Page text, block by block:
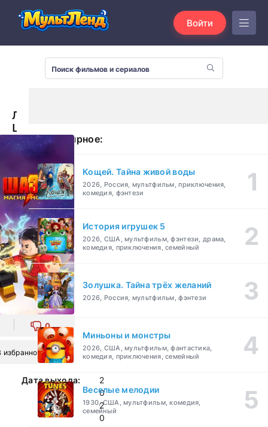
Войти
Лего
Шазам:
Магия
и
монстры
(2020)
0
избранное
Дата выхода:
2
0
2
0
Популярное:
Кощей. Тайна живой воды
2026, Россия, мультфильм, приключения,
комедия, фэнтези
История игрушек 5
2026, США, мультфильм, фэнтези, драма,
комедия, приключения, семейный
Золушка. Тайна трёх желаний
2026, Россия, мультфильм, фэнтези
Миньоны и монстры
2026, США, мультфильм, фантастика,
комедия, приключения, семейный
Веселые мелодии
1930, США, мультфильм, комедия,
семейный